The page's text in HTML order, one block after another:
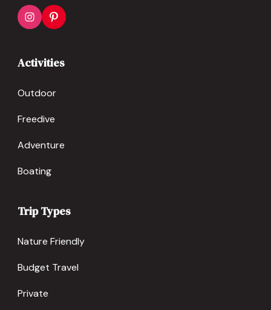
Activities
Outdoor
Freedive
Adventure
Boating
Trip Types
Nature Friendly
Budget Travel
Private